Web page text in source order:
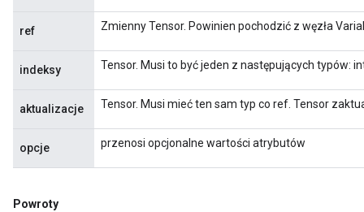
ref Zmienny Tensor. Powinien pochodzić z węzła
indeksy Tensor. Musi to być jeden z następujących typów:
aktualizacje Tensor. Musi mieć ten sam typ co ref. Tensor
opcje przenosi opcjonalne wartości atrybutów
Powroty